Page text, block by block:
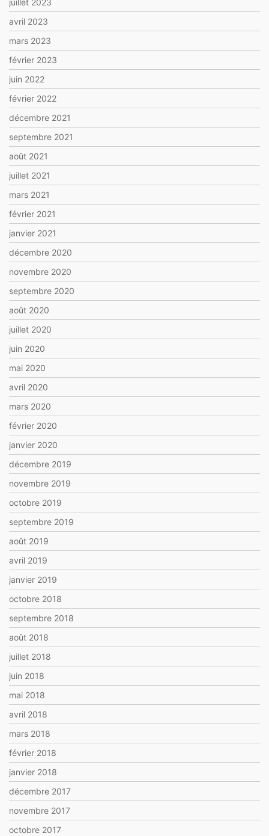
juillet 2023
avril 2023
mars 2023
février 2023
juin 2022
février 2022
décembre 2021
septembre 2021
août 2021
juillet 2021
mars 2021
février 2021
janvier 2021
décembre 2020
novembre 2020
septembre 2020
août 2020
juillet 2020
juin 2020
mai 2020
avril 2020
mars 2020
février 2020
janvier 2020
décembre 2019
novembre 2019
octobre 2019
septembre 2019
août 2019
avril 2019
janvier 2019
octobre 2018
septembre 2018
août 2018
juillet 2018
juin 2018
mai 2018
avril 2018
mars 2018
février 2018
janvier 2018
décembre 2017
novembre 2017
octobre 2017